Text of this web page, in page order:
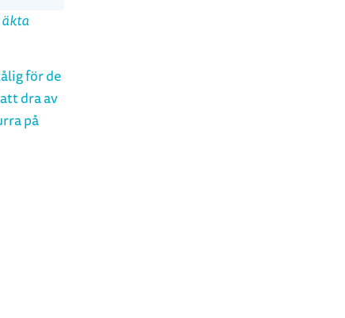
äkta
för de
dra av
på